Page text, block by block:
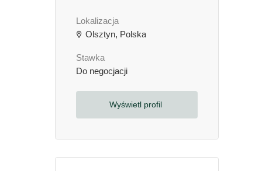
Lokalizacja
Olsztyn, Polska
Stawka
Do negocjacji
Wyświetl profil